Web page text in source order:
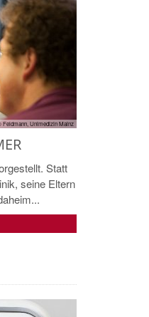
Feldmann, Unimedizin Mainz
Statt
seine Eltern